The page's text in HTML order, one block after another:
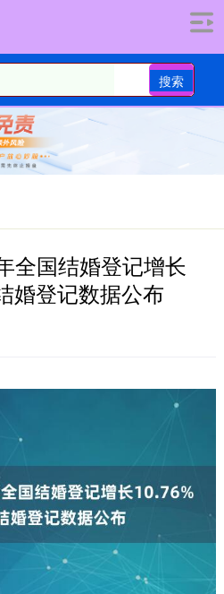
搜索
全国结婚登记增长
婚登记数据公布